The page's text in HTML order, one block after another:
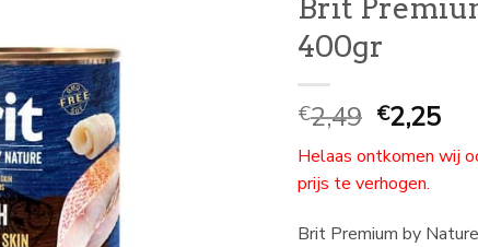
Brit
400gr
€2,49
prijs
was:
€
2,49.
€2,25
is:
Helaas ontkomen wij
prijs te verhogen.
Brit Premium by